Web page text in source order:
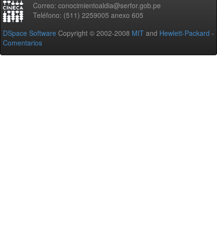
Correo: conocimientoaldia@serfor.gob.pe
Teléfono: (511) 2259005 anexo 605
DSpace Software Copyright © 2002-2008 MIT and Hewlett-Packard -
Comentarios